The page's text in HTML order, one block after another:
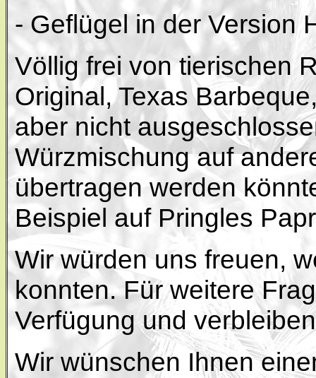
- Geflügel in der Version
Völlig frei von tierischen
Original, Texas
aber nicht
Würzmischung auf
übertragen werden
Beispiel auf Pringles
Wir würden uns freuen,
konnten. Für weitere
Verfügung und verbleiben
Wir wünschen Ihnen